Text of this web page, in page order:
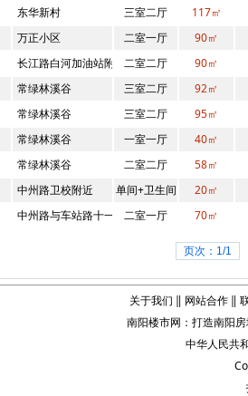
东华新村 三室二厅 117㎡
万正小区 二室一厅 90㎡
长江路白河加油站附近二室二厅 90㎡
常绿林溪谷 三室二厅 92㎡
常绿林溪谷 三室二厅 95㎡
常绿林溪谷 一室一厅 40㎡
常绿林溪谷 二室二厅 58㎡
中州路卫校附近 单间+卫生间 20㎡
中州路与车站路十一小附近二室一厅 70㎡
页次：1/1
关于我们 ‖ 网站合作‖
南阳楼市网 ：打造南阳
中华人民共